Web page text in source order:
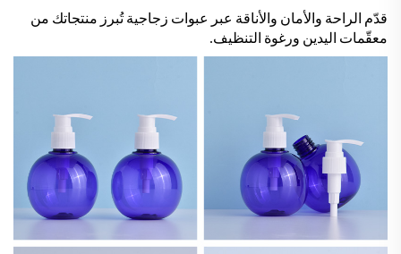
قدّم الراحة والأمان والأناقة عبر عبوات زجاجية تُبرز منتجاتك من
معقّمات اليدين ورغوة التنظيف.